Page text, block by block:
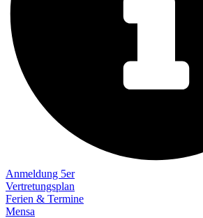
Anmeldung 5er
Vertretungsplan
Ferien & Termine
Mensa